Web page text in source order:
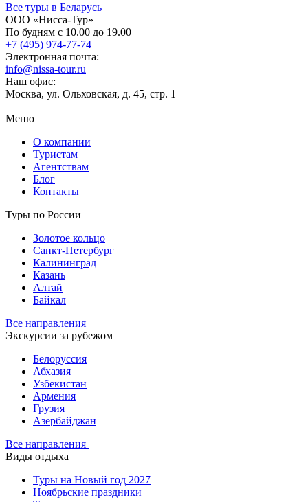
Все туры в Беларусь
ООО «Нисса-Тур»
По будням с 10.00 до 19.00
+7 (495) 974-77-74
Электронная почта:
info@nissa-tour.ru
Наш офис:
Москва, ул. Ольховская, д. 45, стр. 1
Меню
О компании
Туристам
Агентствам
Блог
Контакты
Туры по России
Золотое кольцо
Санкт-Петербург
Калининград
Казань
Алтай
Байкал
Все направления
Экскурсии за рубежом
Белоруссия
Абхазия
Узбекистан
Армения
Грузия
Азербайджан
Все направления
Виды отдыха
Туры на Новый год 2027
Ноябрьские праздники